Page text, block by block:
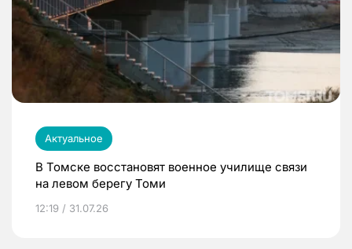
Актуальное
В Томске восстановят военное училище связи
на левом берегу Томи
12:19 / 31.07.26